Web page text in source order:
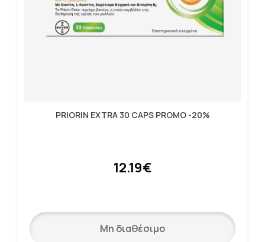
PRIORIN EXTRA 30 CAPS PROMO -20%
12.19€
Μη διαθέσιμο